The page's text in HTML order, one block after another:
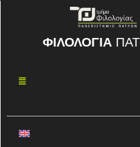
ΦΙΛΟΛΟΓΙΑ
09
Το μάθημαδεν
στην Κλασική ειδίκευση